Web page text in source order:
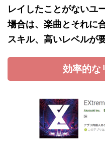
レイしたことがないユ
場合は、楽曲とそれに
スキル、高いレベルが
効率的な